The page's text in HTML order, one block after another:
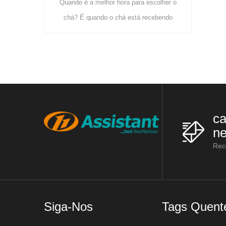
hora para escolher o
o chá está recebendo
Siga-Nos Tags